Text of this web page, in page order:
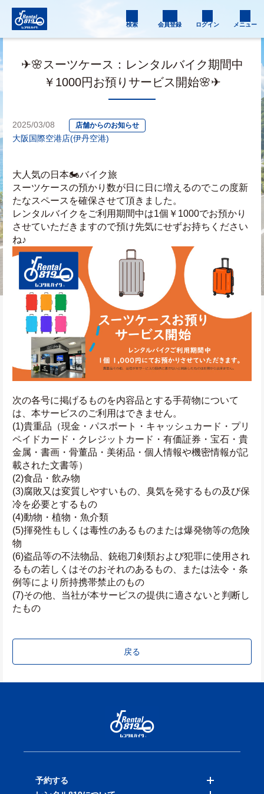
検索 会員登録 ログイン メニュー
✈🌸スーツケース：レンタルバイク期間中
￥1000円お預りサービス開始🌸✈
2025/03/08 店舗からのお知らせ
大阪国際空港店(伊丹空港)
大人気の日本🏍バイク旅
スーツケースの預かり数が日に日に増えるのでこの度新
たなスペースを確保させて頂きました。
レンタルバイクをご利用期間中は1個￥1000でお預かり
させていただきますので預け先気にせずお持ちください
ね♪
次の各号に掲げるものを内容品とする手荷物について
は、本サービスのご利用はできません。
(1)貴重品（現金・パスポート・キャッシュカード・プリ
ペイドカード・クレジットカード・有価証券・宝石・貴
金属・書画・骨董品・美術品・個人情報や機密情報が記
載された文書等）
(2)食品・飲み物
(3)腐敗又は変質しやすいもの、臭気を発するもの及び保
冷を必要とするもの
(4)動物・植物・魚介類
(5)揮発性もしくは毒性のあるものまたは爆発物等の危険
物
(6)盗品等の不法物品、銃砲刀剣類および犯罪に使用され
るもの若しくはそのおそれのあるもの、または法令・条
例等により所持携帯禁止のもの
(7)その他、当社が本サービスの提供に適さないと判断し
たもの
戻る
予約する